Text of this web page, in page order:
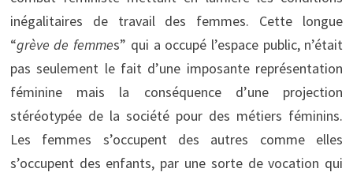
inégalitaires de travail des femmes. Cette longue
“grève de femmes” qui a occupé l’espace public, n’était
pas seulement le fait d’une imposante représentation
féminine mais la conséquence d’une projection
stéréotypée de la société pour des métiers féminins.
Les femmes s’occupent des autres comme elles
s’occupent des enfants, par une sorte de vocation qui